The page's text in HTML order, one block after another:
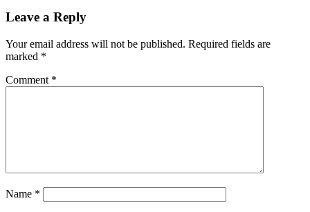
Leave a Reply
Your email address will not be published. Required fields are
marked *
Comment *
Name *